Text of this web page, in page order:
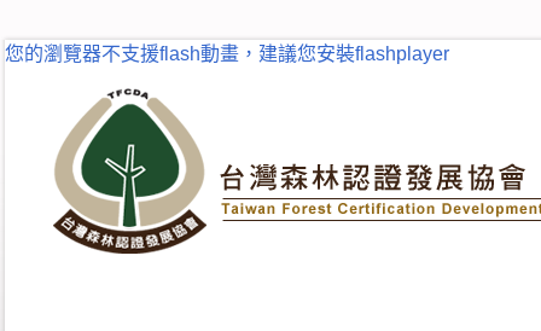
您的瀏覽器不支援flash動畫，建議您安裝flashplayer